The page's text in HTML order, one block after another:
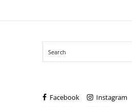
Facebook
Instagram